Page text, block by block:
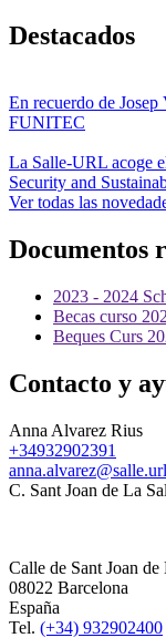
Destacados
En recuerdo de
FUNITEC
La Salle-URL acoge
Security and
Ver todas las
Documentos
2023 - 2024
Becas curso
Beques Curs
Contacto y
Anna Alvarez Rius
+34932902391
C. Sant Joan de La
Calle de Sant Joan de
08022 Barcelona
España
Tel. (+34) 932902400